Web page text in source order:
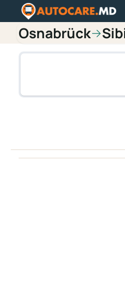
Osnabrück→